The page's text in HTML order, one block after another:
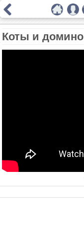
Коты и домино